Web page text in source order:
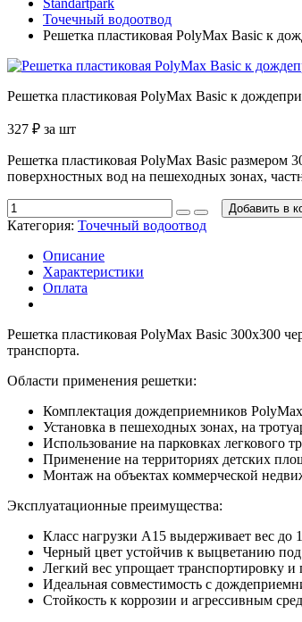
Точечный водоотвод
Решетка пластиковая PolyMax Basic к
Решетка пластиковая PolyMax Basic к
327 ₽ за шт
Решетка пластиковая PolyMax Basic размером
поверхностных вод на пешеходных зонах,
Добавить в
Категория: Точечный водоотвод
Описание
Характеристики
Оплата
Решетка пластиковая PolyMax Basic 300x300
транспорта.
Области применения решетки:
Комплектация дождеприемников
Установка в пешеходных зонах, на
Использование на парковках легкового
Применение на территориях детских
Монтаж на объектах коммерческой
Эксплуатационные преимущества:
Класс нагрузки А15 выдерживает вес до
Черный цвет устойчив к выцветанию
Легкий вес упрощает транспортировку и
Идеальная совместимость с
Стойкость к коррозии и агрессивным